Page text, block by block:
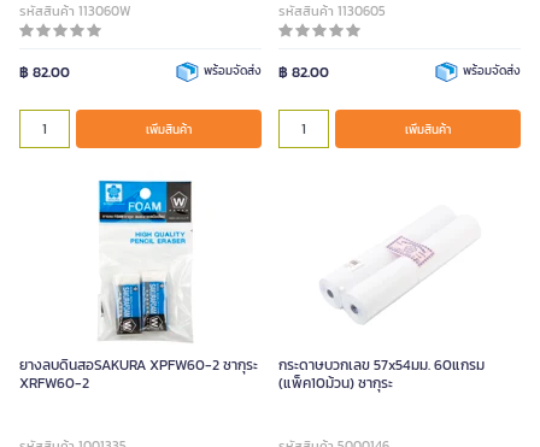
รหัสสินค้า 113060W
฿ 82.00 พร้อมจัดส่ง
เพิ่มสินค้า
รหัสสินค้า 1130605
฿ 82.00 พร้อมจัดส่ง
เพิ่มสินค้า
ยางลบดินสอSAKURA XPFW60-2 ซากุระ
XRFW60-2
กระดาษบวกเลข 57x54มม. 60แกรม
(แพ็ค10ม้วน) ซากุระ